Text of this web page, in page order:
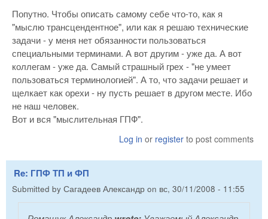
Попутно. Чтобы описать самому себе что-то, как я
"мыслю трансцендентное", или как я решаю технические
задачи - у меня нет обязанности пользоваться
специальными терминами. А вот другим - уже да. А вот
коллегам - уже да. Самый страшный грех - "не умеет
пользоваться терминологией". А то, что задачи решает и
щелкает как орехи - ну пусть решает в другом месте. Ибо
не наш человек.
Вот и вся "мыслительная ГПФ".
Log in or register to post comments
Re: ГПФ ТП и ФП
Submitted by Сагадеев Александр on вс, 30/11/2008 - 11:55